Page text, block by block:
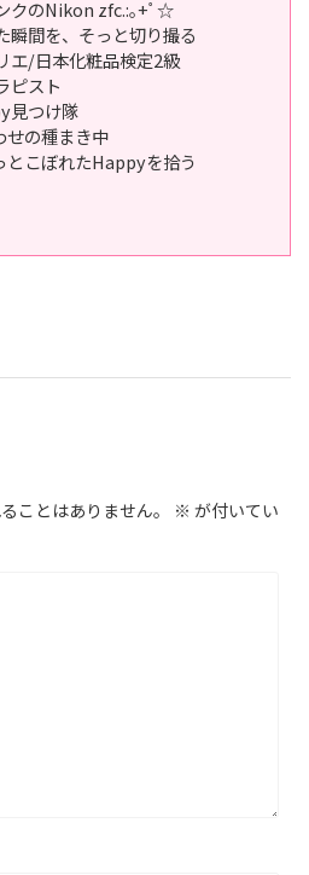
クのNikon zfc.:｡+ﾟ☆
瞬間を、そっと切り撮る
エ/日本化粧品検定2級
ピスト
つけ隊
の種まき中
こぼれたHappyを拾う
ことはありません。 ※ が付いてい